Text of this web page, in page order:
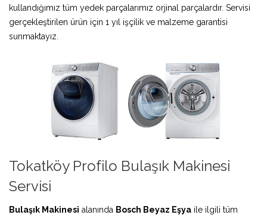
kullandığımız tüm yedek parçalarımız orjinal parçalardır. Servisi
gerçekleştirilen ürün için 1 yıl işçilik ve malzeme garantisi
sunmaktayız.
Tokatköy Profilo Bulaşık Makinesi
Servisi
Bulaşık Makinesi alanında Bosch Beyaz Eşya ile ilgili tüm